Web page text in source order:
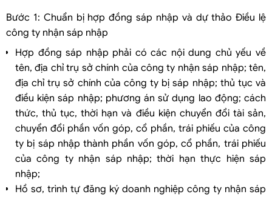
Bước 1: Chuẩn bị hợp đồng sáp nhập và dự thảo Điều lệ
công ty nhận sáp nhập
Hợp đồng sáp nhập phải có các nội dung chủ yếu về
tên, địa chỉ trụ sở chính của công ty nhận sáp nhập; tên,
địa chỉ trụ sở chính của công ty bị sáp nhập; thủ tục và
điều kiện sáp nhập; phương án sử dụng lao động; cách
thức, thủ tục, thời hạn và điều kiện chuyển đổi tài sản,
chuyển đổi phần vốn góp, cổ phần, trái phiếu của công
ty bị sáp nhập thành phần vốn góp, cổ phần, trái phiếu
của công ty nhận sáp nhập; thời hạn thực hiện sáp
nhập;
Hồ sơ, trình tự đăng ký doanh nghiệp công ty nhận sáp